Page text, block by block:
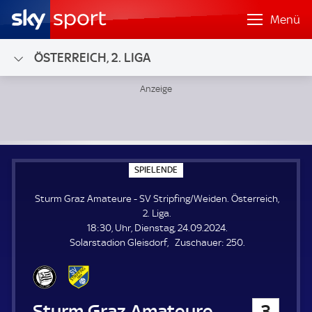
Menü
ÖSTERREICH, 2. LIGA
SPIELENDE
P
E
N
D
E
Sturm Graz Amateure - SV Stripfing/Weiden. Österreich,
2. Liga.
18:30, Uhr, Dienstag, 24.09.2024.
Solarstadion Gleisdorf
Zuschauer: Z
250.